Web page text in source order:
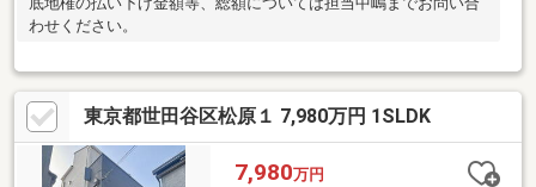
わせください。
東京都世田谷区松原１ 7,980万円 1SLDK
7,980万円